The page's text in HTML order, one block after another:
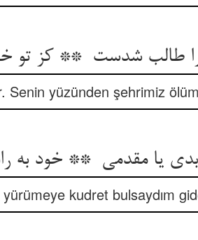
Senin yüzünden şehrimiz
kudret bulsaydım